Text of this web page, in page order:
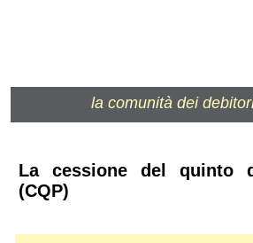
la comunità dei
La cessione del quinto
(CQP)